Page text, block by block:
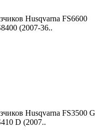
Husqvarna FS6600
(2007-36..
Husqvarna FS3500 G
D (2007..